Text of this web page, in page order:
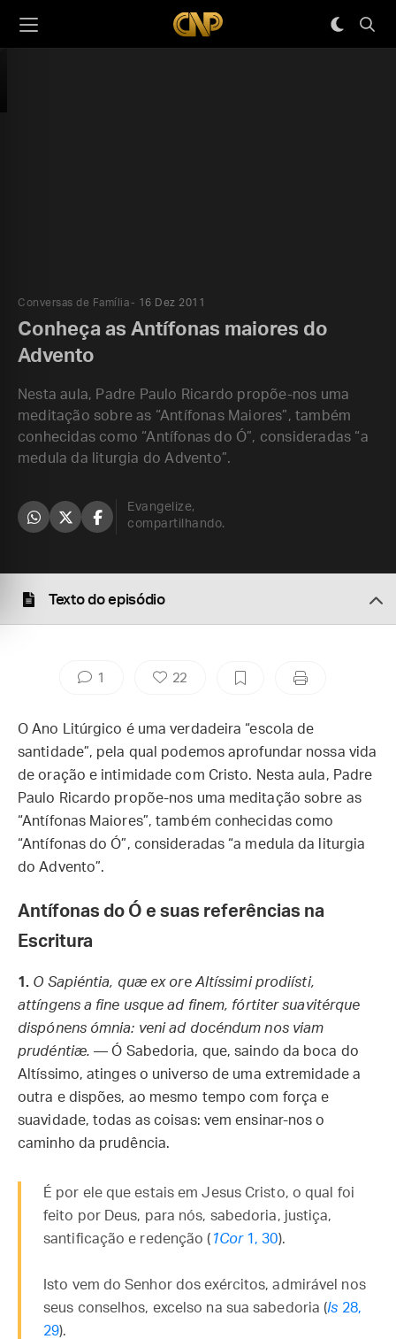
Conversas de Família 16 Dez 2011
Conheça as Antífonas maiores do
Advento
Nesta aula, Padre Paulo Ricardo propõe-nos uma
meditação sobre as “Antífonas Maiores”, também
conhecidas como “Antífonas do Ó”, consideradas “a
medula da liturgia do Advento”.
Evangelize,
compartilhando.
Texto do episódio
1 22
O Ano Litúrgico é uma verdadeira “escola de
santidade”, pela qual podemos aprofundar nossa vida
de oração e intimidade com Cristo. Nesta aula, Padre
Paulo Ricardo propõe-nos uma meditação sobre as
“Antífonas Maiores”, também conhecidas como
“Antífonas do Ó”, consideradas “a medula da liturgia
do Advento”.
Antífonas do Ó e suas referências na
Escritura
1. O Sapiéntia, quæ ex ore Altíssimi prodiísti,
attíngens a fine usque ad finem, fórtiter suavitérque
dispónens ómnia: veni ad docéndum nos viam
prudéntiæ. — Ó Sabedoria, que, saindo da boca do
Altíssimo, atinges o universo de uma extremidade a
outra e dispões, ao mesmo tempo com força e
suavidade, todas as coisas: vem ensinar-nos o
caminho da prudência.
É por ele que estais em Jesus Cristo, o qual foi
feito por Deus, para nós, sabedoria, justiça,
santificação e redenção ( 1Cor1, 30).
Isto vem do Senhor dos exércitos, admirável nos
seus conselhos, excelso na sua sabedoria (Is 28,
29).